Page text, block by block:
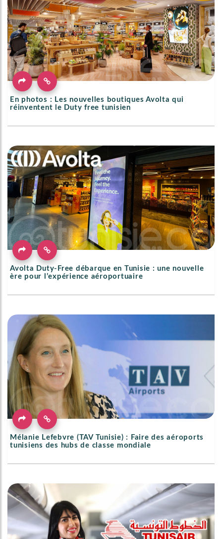
En photos : Les nouvelles boutiques Avolta qui
réinventent le Duty free tunisien
Avolta Duty-Free débarque en Tunisie : une nouvelle
ère pour l’expérience aéroportuaire
Mélanie Lefebvre (TAV Tunisie) : Faire des aéroports
tunisiens des hubs de classe mondiale